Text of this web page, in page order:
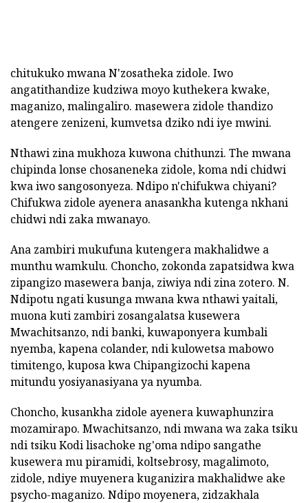
chitukuko mwana N'zosatheka zidole. Iwo
angatithandize kudziwa moyo kuthekera kwake,
maganizo, malingaliro. masewera zidole thandizo
atengere zenizeni, kumvetsa dziko ndi iye mwini.
Nthawi zina mukhoza kuwona chithunzi. The mwana
chipinda lonse chosaneneka zidole, koma ndi chidwi
kwa iwo sangosonyeza. Ndipo n'chifukwa chiyani?
Chifukwa zidole ayenera anasankha kutenga nkhani
chidwi ndi zaka mwanayo.
Ana zambiri mukufuna kutengera makhalidwe a
munthu wamkulu. Choncho, zokonda zapatsidwa kwa
zipangizo masewera banja, ziwiya ndi zina zotero. N.
Ndipotu ngati kusunga mwana kwa nthawi yaitali,
muona kuti zambiri zosangalatsa kusewera
Mwachitsanzo, ndi banki, kuwaponyera kumbali
nyemba, kapena colander, ndi kulowetsa mabowo
timitengo, kuposa kwa Chipangizochi kapena
mitundu yosiyanasiyana ya nyumba.
Choncho, kusankha zidole ayenera kuwaphunzira
mozamirapo. Mwachitsanzo, ndi mwana wa zaka tsiku
ndi tsiku Kodi lisachoke ng'oma ndipo sangathe
kusewera mu piramidi, koltsebrosy, magalimoto,
zidole, ndiye muyenera kuganizira makhalidwe ake
psycho-maganizo. Ndipo moyenera, zidzakhala